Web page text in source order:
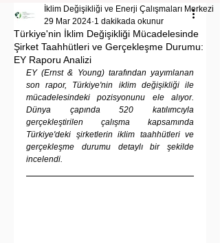
Türkiye'nin İklim Değişikliği Mücadelesinde
Şirket Taahhütleri ve Gerçekleşme Durumu:
EY Raporu Analizi
İklim Değişikliği ve Enerji Çalışmaları Merkezi
29 Mar 2024 1 dakikada okunur
EY (Ernst & Young) tarafından yayımlanan
son rapor, Türkiye'nin iklim değişikliği ile
mücadelesindeki pozisyonunu ele alıyor.
Dünya çapında 520 katılımcıyla
gerçekleştirilen çalışma kapsamında
Türkiye'deki şirketlerin iklim taahhütleri ve
gerçekleşme durumu detaylı bir şekilde
incelendi.